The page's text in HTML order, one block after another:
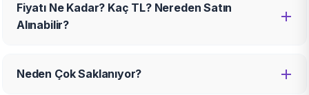
Fiyatı Ne Kadar? Kaç TL? Nereden Satın
Alınabilir?
Neden Çok Saklanıyor?